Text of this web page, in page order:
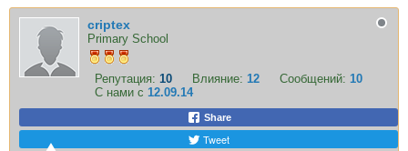
criptex
Primary School
Репутация: 10 Влияние: 12 Сообщений: 10
С нами с 12.09.14
Share
Tweet